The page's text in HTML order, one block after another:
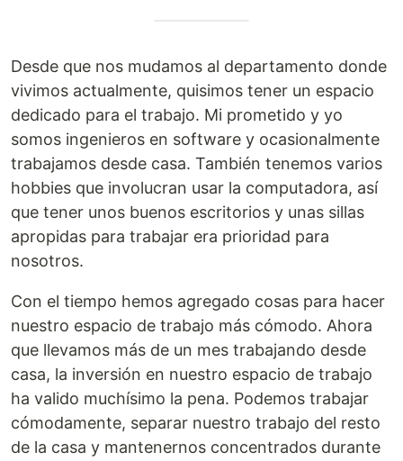
Desde que nos mudamos al departamento donde
vivimos actualmente, quisimos tener un espacio
dedicado para el trabajo. Mi prometido y yo
somos ingenieros en software y ocasionalmente
trabajamos desde casa. También tenemos varios
hobbies que involucran usar la computadora, así
que tener unos buenos escritorios y unas sillas
apropidas para trabajar era prioridad para
nosotros.
Con el tiempo hemos agregado cosas para hacer
nuestro espacio de trabajo más cómodo. Ahora
que llevamos más de un mes trabajando desde
casa, la inversión en nuestro espacio de trabajo
ha valido muchísimo la pena. Podemos trabajar
cómodamente, separar nuestro trabajo del resto
de la casa y mantenernos concentrados durante